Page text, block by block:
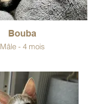
Bouba
Mâle - 4 mois